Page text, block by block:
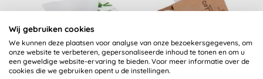
Wij gebruiken cookies
We kunnen deze plaatsen voor analyse van onze bezoekersgegevens, om
onze website te verbeteren, gepersonaliseerde inhoud te tonen en om u
een geweldige website-ervaring te bieden. Voor meer informatie over de
cookies die we gebruiken opent u de instellingen.